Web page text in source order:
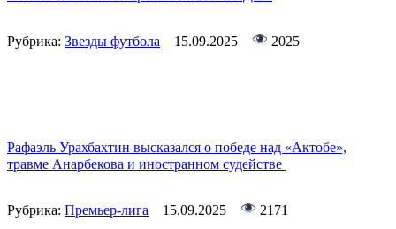
Рубрика: Звезды футбола 15.09.2025 2025
Рафаэль Урахбахтин высказался о победе над «Актобе»,
травме Анарбекова и иностранном судействе
Рубрика: Премьер-лига 15.09.2025 2171